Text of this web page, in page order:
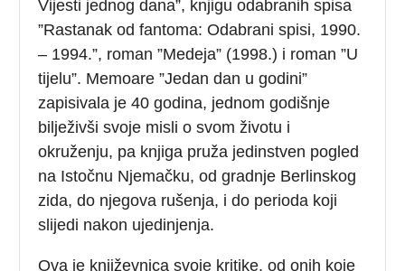
Vijesti jednog dana”, knjigu odabranih spisa
”Rastanak od fantoma: Odabrani spisi, 1990.
– 1994.”, roman ”Medeja” (1998.) i roman ”U
tijelu”. Memoare ”Jedan dan u godini”
zapisivala je 40 godina, jednom godišnje
bilježivši svoje misli o svom životu i
okruženju, pa knjiga pruža jedinstven pogled
na Istočnu Njemačku, od gradnje Berlinskog
zida, do njegova rušenja, i do perioda koji
slijedi nakon ujedinjenja.
Ova je književnica svoje kritike, od onih koje